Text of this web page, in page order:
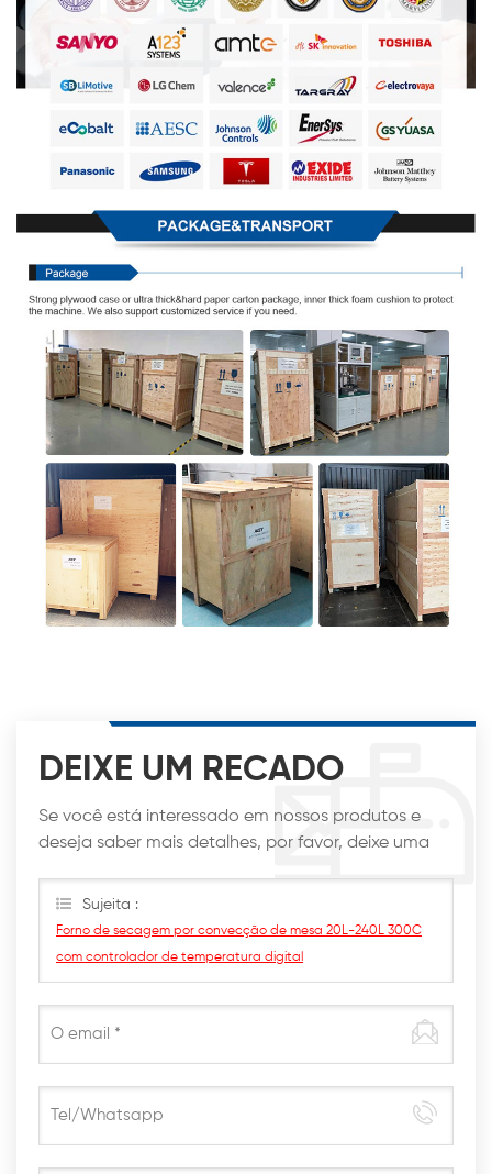
DEIXE UM RECADO
Se você está interessado em nossos produtos e
deseja saber mais detalhes, por favor, deixe uma
possível.Sujeita :
Forno de secagem por convecção de mesa 20L-240L 300C
com controlador de temperatura digital